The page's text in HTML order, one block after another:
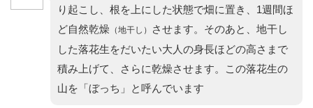
り起こし、根を上にした状態で畑に置き、1週間ほ
ど自然乾燥 （地干し）
させます。そのあと、地干し
した落花生をだいたい大人の身長ほどの高さまで
積み上げて、さらに乾燥させます。この落花生の
山を「ぼっち」と呼んでいます